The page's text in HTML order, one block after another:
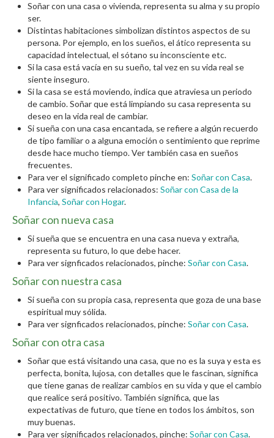
Soñar con una casa o vivienda, representa su alma y su propio
ser.
Distintas habitaciones simbolizan distintos aspectos de su
persona. Por ejemplo, en los sueños, el ático representa su
capacidad intelectual, el sótano su inconsciente etc.
Si la casa está vacía en su sueño, tal vez en su vida real se
siente inseguro.
Si la casa se está moviendo, indica que atraviesa un periodo
de cambio. Soñar que está limpiando su casa representa su
deseo en la vida real de cambiar.
Si sueña con una casa encantada, se refiere a algún recuerdo
de tipo familiar o a alguna emoción o sentimiento que reprime
desde hace mucho tiempo. Ver también casa en sueños
frecuentes.
Para ver el significado completo pinche en: Soñar con Casa.
Para ver significados relacionados: Soñar con Casa de la
Infancia, Soñar con Hogar.
Soñar con nueva casa
Si sueña que se encuentra en una casa nueva y extraña,
representa su futuro, lo que debe hacer.
Para ver signficados relacionados, pinche: Soñar con Casa.
Soñar con nuestra casa
Si sueña con su propia casa, representa que goza de una base
espiritual muy sólida.
Para ver signficados relacionados, pinche: Soñar con Casa.
Soñar con otra casa
Soñar que está visitando una casa, que no es la suya y esta es
perfecta, bonita, lujosa, con detalles que le fascinan, significa
que tiene ganas de realizar cambios en su vida y que el cambio
que realice será positivo. También significa, que las
expectativas de futuro, que tiene en todos los ámbitos, son
muy buenas.
Para ver significados relacionados, pinche: Soñar con Casa.